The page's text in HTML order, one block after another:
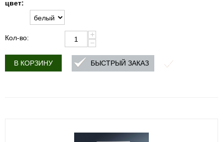
цвет:
Кол-во:
+
−
В КОРЗИНУ БЫСТРЫЙ ЗАКАЗ